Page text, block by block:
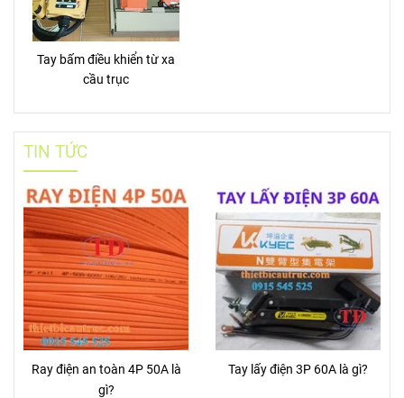
Tay bấm điều khiển từ xa
cầu trục
TIN TỨC
Ray điện an toàn 4P 50A là
gì?
Tay lấy điện 3P 60A là gì?